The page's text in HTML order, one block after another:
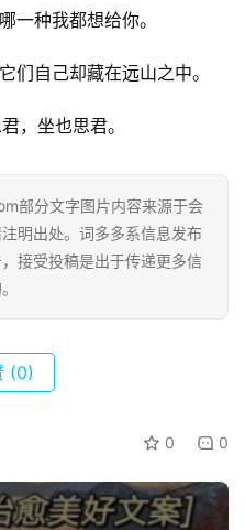
一种我都想给你。
们自己却藏在远山之中。
，坐也思君。
部分文字图片内容来源于会
明出处。词多多系信息发布
接受投稿是出于传递更多信
(0)
0 0